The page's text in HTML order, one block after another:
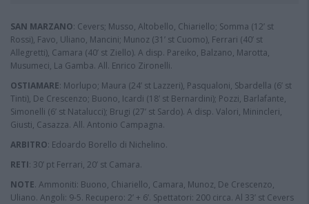
SAN MARZANO: Cevers; Musso, Altobello, Chiariello; Somma (12’ st
Rossi), Favo, Uliano, Mancini; Munoz (31’ st Cuomo), Ferrari (40’ st
Allegretti), Camara (40’ st Ziello). A disp. Pareiko, Balzano, Marotta,
Musumeci, La Gamba. All. Enrico Zironelli.
OSTIAMARE: Morlupo; Maura (24’ st Lazzeri), Pasqualoni, Sbardella (6’ st
Tinti), De Crescenzo; Buono, Icardi (18’ st Bernardini); Pozzi, Barlafante,
Simonelli (6’ st Natalucci); Brugi (27’ st Sardo). A disp. Valori, Minincleri,
Giusti, Casazza. All. Antonio Campagna.
ARBITRO: Edoardo Borello di Nichelino.
RETI: 30’ pt Ferrari, 20’ st Camara.
NOTE. Ammoniti: Buono, Chiariello, Camara, Munoz, De Crescenzo,
Uliano. Angoli: 9-5. Recupero: 2’ + 6’. Spettatori: 200 circa. Al 33’ st Cevers